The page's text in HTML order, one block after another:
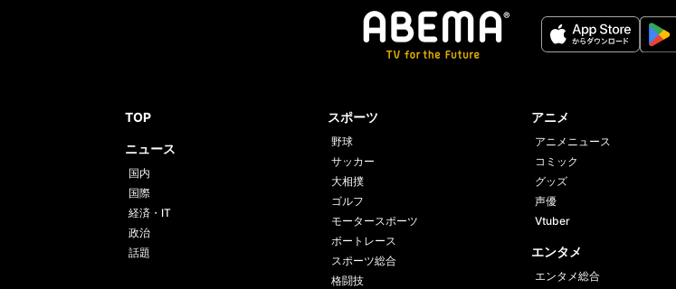
TOP
ニュース
国内
国際
経済・IT
政治
話題
スポーツ
野球
サッカー
大相撲
ゴルフ
モータースポーツ
ボートレース
スポーツ総合
格闘技
アニメ
アニメニュース
コミック
グッズ
声優
Vtuber
エンタメ
エンタメ総合